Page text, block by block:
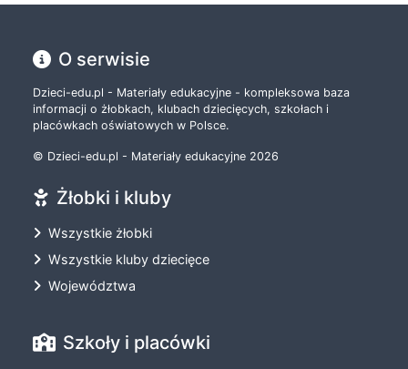
O serwisie
Dzieci-edu.pl - Materiały edukacyjne - kompleksowa baza
informacji o żłobkach, klubach dziecięcych, szkołach i
placówkach oświatowych w Polsce.
© Dzieci-edu.pl - Materiały edukacyjne 2026
Żłobki i kluby
Wszystkie żłobki
Wszystkie kluby dziecięce
Województwa
Szkoły i placówki